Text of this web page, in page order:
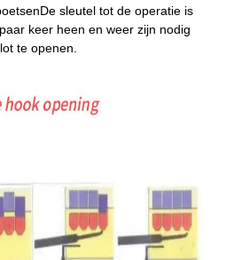
sleutel tot de operatie is
keer heen en weer zijn nodig
te openen.